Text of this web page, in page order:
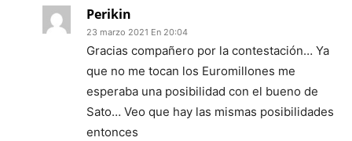
Perikin
23 marzo 2021 En 20:04
Gracias compañero por la contestación… Ya
que no me tocan los Euromillones me
esperaba una posibilidad con el bueno de
Sato… Veo que hay las mismas posibilidades
entonces